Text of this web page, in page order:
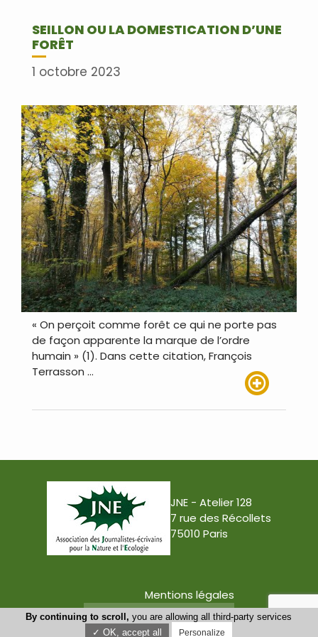
SEILLON OU LA DOMESTICATION D’UNE
FORÊT
1 octobre 2023
« On perçoit comme forêt ce qui ne porte pas
de façon apparente la marque de l’ordre
humain » (1). Dans cette citation, François
Terrasson …
JNE - Atelier 128
7 rue des Récollets
75010 Paris
Mentions légales
Conception : Tabula Rasa
By continuing to scroll, you are allowing all third-party services
✓ OK, accept all
Personalize